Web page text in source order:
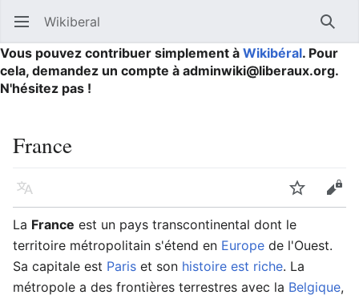
Ouvrir le menu principal Wikiberal
Vous pouvez contribuer simplement à Wikibéral. Pour
cela, demandez un compte à adminwiki@liberaux.org.
N'hésitez pas !
France
Langue Suivre
La France est un pays transcontinental dont le
territoire métropolitain s'étend en Europe de l'Ouest.
Sa capitale est Paris et son histoire est riche. La
métropole a des frontières terrestres avec la Belgique,